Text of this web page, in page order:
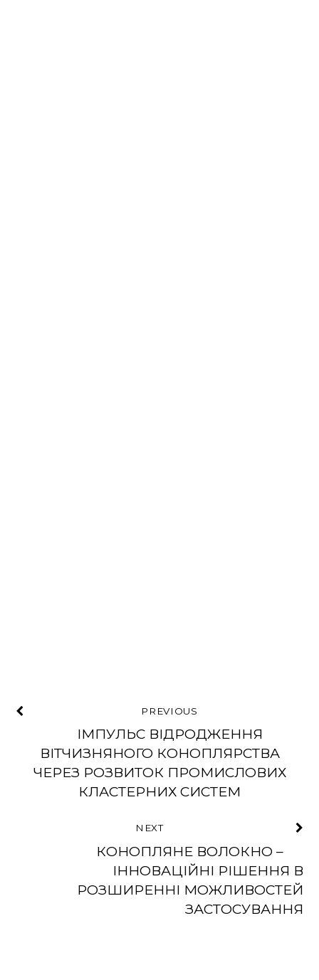
PREVIOUS
ІМПУЛЬС ВІДРОДЖЕННЯ
ВІТЧИЗНЯНОГО КОНОПЛЯРСТВА
ЧЕРЕЗ РОЗВИТОК ПРОМИСЛОВИХ
КЛАСТЕРНИХ СИСТЕМ
NEXT
КОНОПЛЯНЕ ВОЛОКНО –
ІННОВАЦІЙНІ РІШЕННЯ В
РОЗШИРЕННІ МОЖЛИВОСТЕЙ
ЗАСТОСУВАННЯ